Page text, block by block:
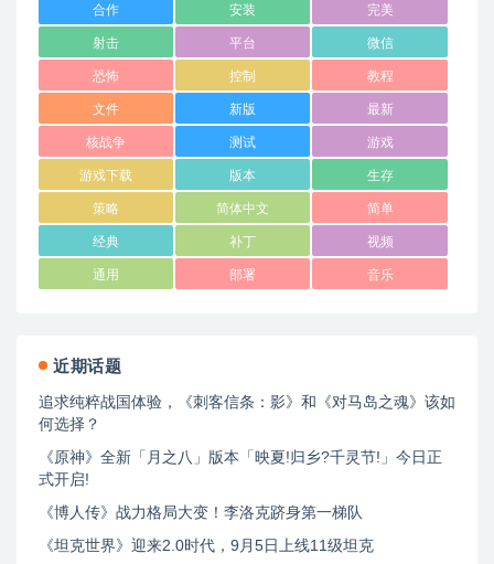
合作 安装 完美
射击 平台 微信
恐怖 控制 教程
文件 新版 最新
核战争 测试 游戏
游戏下载 版本 生存
策略 简体中文 简单
经典 补丁 视频
通用 部署 音乐
近期话题
追求纯粹战国体验，《刺客信条：影》和《对马岛之魂》该如
何选择？
《原神》全新「月之八」版本「映夏!归乡?千灵节!」今日正
式开启!
《博人传》战力格局大变！李洛克跻身第一梯队
《坦克世界》迎来2.0时代，9月5日上线11级坦克